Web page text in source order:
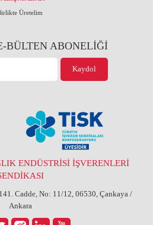
Üretelim
BÜLTEN ABONELİĞİ
ENDÜSTRİSİ İŞVERENLERİ
Cadde, No: 11/12, 06530, Çankaya /
Ankara